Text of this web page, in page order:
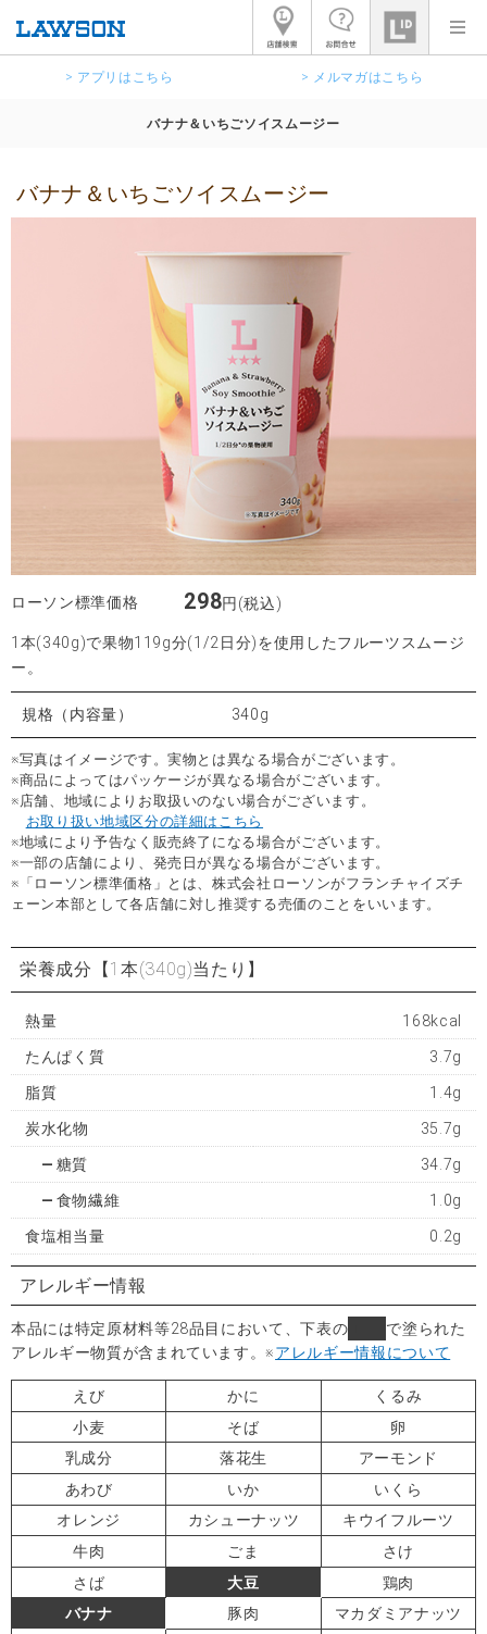
> アプリはこちら > メルマガはこちら
バナナ＆いちごソイスムージー
バナナ＆いちごソイスムージー
ローソン標準価格 298円(税込)
1本(340g)で果物119g分(1/2日分)を使用したフルーツスムージ
ー。
規格（内容量） 340g
※写真はイメージです。実物とは異なる場合がございます。
※商品によってはパッケージが異なる場合がございます。
※店舗、地域によりお取扱いのない場合がございます。
お取り扱い地域区分の詳細はこちら
※地域により予告なく販売終了になる場合がございます。
※一部の店舗により、発売日が異なる場合がございます。
※「ローソン標準価格」とは、株式会社ローソンがフランチャイズチ
ェーン本部として各店舗に対し推奨する売価のことをいいます。
栄養成分 【1本(340g)当たり】
熱量 168kcal
たんぱく質 3.7g
脂質 1.4g
炭水化物 35.7g
糖質 34.7g
食物繊維 1.0g
食塩相当量 0.2g
アレルギー情報
本品には特定原材料等28品目において、下表の
で塗られた
アレルギー物質が含まれています。※アレルギー情報について
えび かに
くるみ
小麦
そば
卵
乳成分
落花生
アーモンド
あわび
いか
いくら
オレンジ
カシューナッツ
キウイフルーツ
牛肉
ごま
さけ
さば
大豆
鶏肉
バナナ
豚肉
マカダミアナッツ